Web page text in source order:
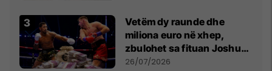
Vetëm dy raunde dhe
miliona euro në xhep,
zbulohet sa fituan Joshua
e Prenga
26/07/2026